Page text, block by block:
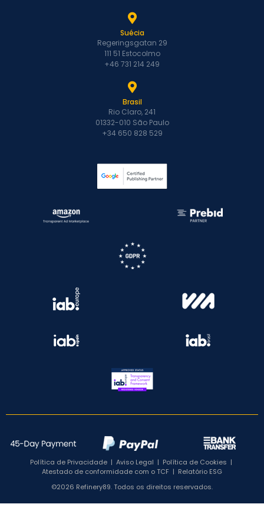
Suécia
Regeringsgatan 29
111 51 Estocolmo
+46 731 214 249
Brasil
Rio Claro, 241
01332-010 São Paulo
+34 650 828 529
Política de Privacidade | Aviso Legal | Política de Cookies |
Atestado de conformidade com o TCF | Relatório ESG
©2026 Refinery89. Todos os direitos reservados.